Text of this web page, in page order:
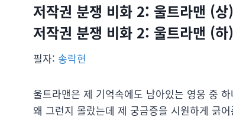
저작권 분쟁 비화 2: 울트라맨 (
저작권 분쟁 비화 2: 울트라맨 (
필자: 송락현
울트라맨은 제 기억속에도 남아있는 영웅 중
왜 그런지 몰랐는데 제 궁금증을 시원하게 긁